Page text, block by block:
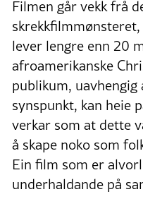
Filmen går vekk frå
lever lengre enn 20
afroamerikanske
publikum,
synspunkt, kan heie
verkar som at dette
å skape noko som
Ein film som er
underhaldande på